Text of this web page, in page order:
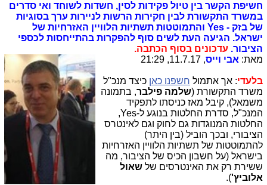
חשיפת הקשר בין טיול פקידות לסין, חשדות לשוחד ואי סדרים
במשרד התקשורת לבין חקירות הרשות לניירות ערך בסוגיות
של בזק - Yes והתמוטטות תשתיות הלוויין האזרחיות של
ישראל. הגיעה העת לשים סוף להפקרות בהתייחסות לכספי
הציבור. עדכונים בסוף הכתבה.
מאת: אבי וייס, 11.7.17, 21:29
בלעדי: אך אתמול חשפנו כאן כיצד מנכ"ל
משרד התקשורת (שלמה פילבר, בתמונה
משמאל), קיבל מאז כניסתו לתפקיד
המנכ"ל, סדרת החלטות בנוגע ל-Yes,
החלטות המנוגדות גם לחוק וגם לאינטרס
הציבורי, ובכך הוביל (בין היתר)
להתמוטטות של תשתיות הלוויין האזרחיות
בישראל (על חשבון הכיס של הציבור, מה
ששירת רק את האינטרסים של שאול
אלוביץ').